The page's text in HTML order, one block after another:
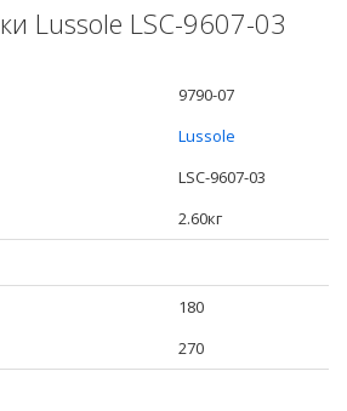
Lussole LSC-9607-03
9790-07
Lussole
LSC-9607-03
2.60кг
180
270